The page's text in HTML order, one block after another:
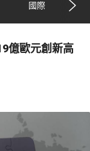
國際
億歐元創新高